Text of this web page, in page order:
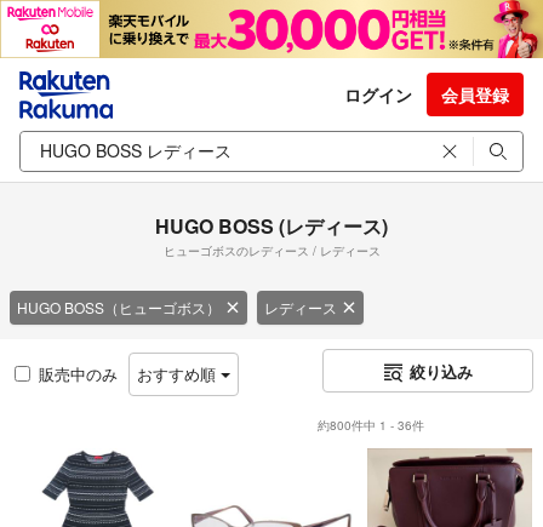
ログイン 会員登録
HUGO BOSS (レディース)
ヒューゴボスのレディース / レディース
HUGO BOSS（ヒューゴボス） レディース
販売中のみ おすすめ順 絞り込み
約800件中 1 - 36件